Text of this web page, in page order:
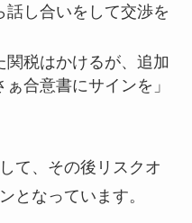
話し合いをして交渉を
関税はかけるが、追加
合意書にサインを」
て、その後リスクオ
となっています。